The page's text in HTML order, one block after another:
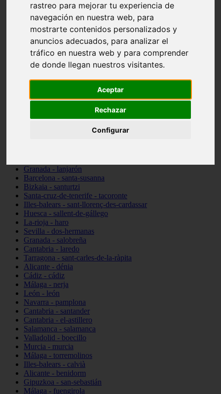
rastreo para mejorar tu experiencia de
navegación en nuestra web, para
mostrarte contenidos personalizados y
anuncios adecuados, para analizar el
tráfico en nuestra web y para comprender
de donde llegan nuestros visitantes.
Aceptar
Rechazar
Configurar
Huesca - alquézar
Huesca - castejón-de-sos
Lleida - alt-àneu
Córdoba - almedinilla
Navarra - zangoza
Cantabria - arenas-de-iguña
Barcelona - la-pobla-de-lillet
Murcia - cartagena
Madrid - nuevo-baztán
Granada - lanjarón
Barcelona - santa-susanna
Bizkaia - santurtzi
Santa-cruz-de-tenerife - tacoronte
Illes-balears - sant-llorenç-des-cardassar
Huesca - sallent-de-gállego
La-rioja - haro
Sevilla - dos-hermanas
Granada - salobreña
Cantabria - laredo
Tarragona - sant-carles-de-la-ràpita
Alicante - dénia
Cádiz - cádiz
Málaga - nerja
León - león
Navarra - pamplona
Cantabria - santander
Cantabria - el-astillero
Salamanca - salamanca
Valladolid - boecillo
Murcia - murcia
Málaga - torremolinos
Illes-balears - calvià
Alicante - benidorm
Gipuzkoa - san-sebastián
Málaga - fuengirola